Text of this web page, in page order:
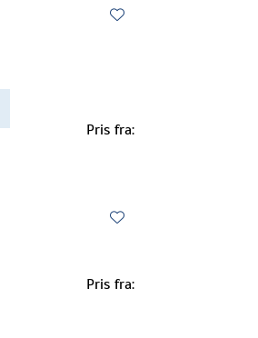
Pris fra:
Pris fra: